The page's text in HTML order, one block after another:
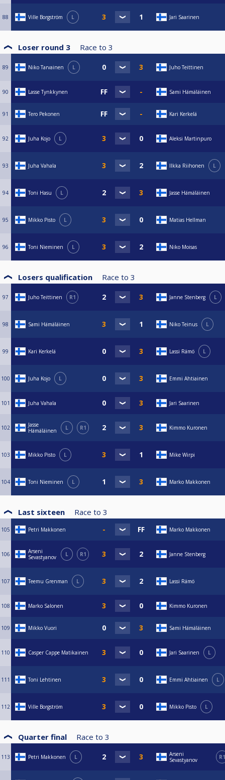
88 Ville Borgström L Jari Saarinen
Loser round 3 Race to 3
89 Niko Tarvainen L Juho Teittinen
90 Lasse Tynkkynen Sami Hämäläinen
91 Tero Pekonen Kari Kerkelä
92 Juha Kojo L Aleksi Martinpuro
93 Juha Vahala Ilkka Riihonen L
94 Toni Hasu L Jasse Hämäläinen
95 Mikko Pisto L Matias Hellman
96 Toni Nieminen L Niko Moisas
Losers qualification Race to 3
97 Juho Teittinen R1 Janne Stenberg L
98 Sami Hämäläinen Niko Teinus L
99 Kari Kerkelä Lassi Rämö L
100 Juha Kojo L Emmi Ahtiainen
101 Juha Vahala Jari Saarinen
102
Jasse
Hämäläinen
L R1 Kimmo Kuronen
103 Mikko Pisto L Mike Wirpi
104 Toni Nieminen L Marko Makkonen
Last sixteen Race to 3
105 Petri Makkonen Marko Makkonen
106
Arseni
Sevastyanov
L R1 Janne Stenberg
107 Teemu Grenman L Lassi Rämö
108 Marko Salonen Kimmo Kuronen
109 Mikko Vuori Sami Hämäläinen
110 Casper Cappe Matikainen Jari Saarinen L
111 Toni Lehtinen Emmi Ahtiainen L
112 Ville Borgström Mikko Pisto L
Quarter final Race to 3
113 Petri Makkonen L
Arseni
Sevastyanov
R1